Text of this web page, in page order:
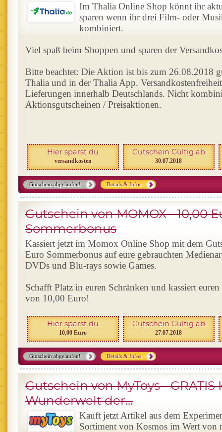
Im Thalia Online Shop könnt ihr
sparen wenn ihr drei Film- oder
kombiniert.
Viel spaß beim Shoppen und sparen der
Bitte beachtet: Die Aktion ist bis zum 26.08.2018
Thalia und in der Thalia App.
Lieferungen innerhalb Deutschlands. Nicht
Aktionsgutscheinen / Preisaktionen.
Hier sparst du
versandkosten
Gutschein Gültig ab
30.07.2018
Gutschein abgelaufen! Details & Infos
Gutschein von MOMOX - 10,00
Sommerbonus
Kassiert jetzt im Momox Online Shop mit dem
Euro Sommerbonus auf eure gebrauchten
DVDs und Blu-rays sowie Games.
Schafft Platz in euren Schränken und kassiert
von 10,00 Euro!
Hier sparst du
10,00 Euro
Gutschein Gültig ab
27.07.2018
Gutschein abgelaufen! Details & Infos
Gutschein von MyToys - GRATIS
Wunderwelt der...
Kauft jetzt Artikel aus dem
Sortiment von Kosmos im Wert von